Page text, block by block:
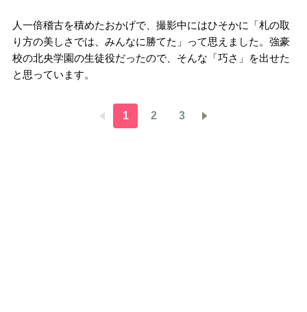
人一倍稽古を積めたおかげで、撮影中にはひそかに「札の取
り方の美しさでは、みんなに勝てた」って思えました。強豪
校の北央学園の生徒役だったので、そんな「巧さ」を出せた
と思っています。
1 2 3